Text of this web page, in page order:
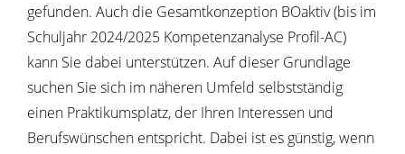
gefunden. Auch die Gesamtkonzeption BOaktiv (bis im
Schuljahr 2024/2025 Kompetenzanalyse Profil-AC)
kann Sie dabei unterstützen. Auf dieser Grundlage
suchen Sie sich im näheren Umfeld selbstständig
einen Praktikumsplatz, der Ihren Interessen und
Berufswünschen entspricht. Dabei ist es günstig, wenn